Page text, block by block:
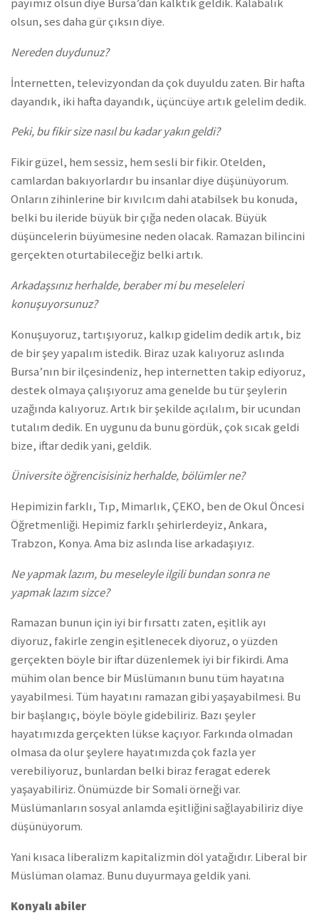
payımız olsun diye Bursa’dan kalktık geldik. Kalabalık
olsun, ses daha gür çıksın diye.
Nereden duydunuz?
İnternetten, televizyondan da çok duyuldu zaten. Bir hafta
dayandık, iki hafta dayandık, üçüncüye artık gelelim dedik.
Peki, bu fikir size nasıl bu kadar yakın geldi?
Fikir güzel, hem sessiz, hem sesli bir fikir. Otelden,
camlardan bakıyorlardır bu insanlar diye düşünüyorum.
Onların zihinlerine bir kıvılcım dahi atabilsek bu konuda,
belki bu ileride büyük bir çığa neden olacak. Büyük
düşüncelerin büyümesine neden olacak. Ramazan bilincini
gerçekten oturtabileceğiz belki artık.
Arkadaşsınız herhalde, beraber mi bu meseleleri
konuşuyorsunuz?
Konuşuyoruz, tartışıyoruz, kalkıp gidelim dedik artık, biz
de bir şey yapalım istedik. Biraz uzak kalıyoruz aslında
Bursa’nın bir ilçesindeniz, hep internetten takip ediyoruz,
destek olmaya çalışıyoruz ama genelde bu tür şeylerin
uzağında kalıyoruz. Artık bir şekilde açılalım, bir ucundan
tutalım dedik. En uygunu da bunu gördük, çok sıcak geldi
bize, iftar dedik yani, geldik.
Üniversite öğrencisisiniz herhalde, bölümler ne?
Hepimizin farklı, Tıp, Mimarlık, ÇEKO, ben de Okul Öncesi
Öğretmenliği. Hepimiz farklı şehirlerdeyiz, Ankara,
Trabzon, Konya. Ama biz aslında lise arkadaşıyız.
Ne yapmak lazım, bu meseleyle ilgili bundan sonra ne
yapmak lazım sizce?
Ramazan bunun için iyi bir fırsattı zaten, eşitlik ayı
diyoruz, fakirle zengin eşitlenecek diyoruz, o yüzden
gerçekten böyle bir iftar düzenlemek iyi bir fikirdi. Ama
mühim olan bence bir Müslümanın bunu tüm hayatına
yayabilmesi. Tüm hayatını ramazan gibi yaşayabilmesi. Bu
bir başlangıç, böyle böyle gidebiliriz. Bazı şeyler
hayatımızda gerçekten lükse kaçıyor. Farkında olmadan
olmasa da olur şeylere hayatımızda çok fazla yer
verebiliyoruz, bunlardan belki biraz feragat ederek
yaşayabiliriz. Önümüzde bir Somali örneği var.
Müslümanların sosyal anlamda eşitliğini sağlayabiliriz diye
düşünüyorum.
Yani kısaca liberalizm kapitalizmin döl yatağıdır. Liberal bir
Müslüman olamaz. Bunu duyurmaya geldik yani.
Konyalı abiler